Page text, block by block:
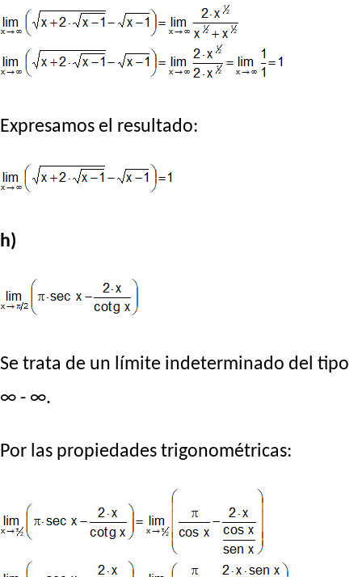
Expresamos el resultado:
h)
Se trata de un límite indeterminado del tipo
∞ - ∞.
Por las propiedades trigonométricas: